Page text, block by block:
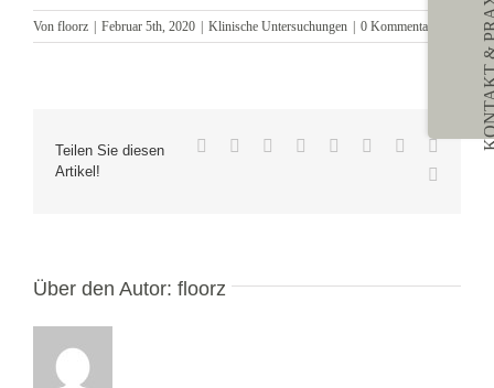
Von floorz Februar 5th, 2020 Klinische Untersuchungen 0 Kommentare
Teilen Sie diesen
Artikel!
Facebook
TwitterReddit LinkedInWhatsApp
TumblrPinterest
Vk
Über den Autor: floorz
Area